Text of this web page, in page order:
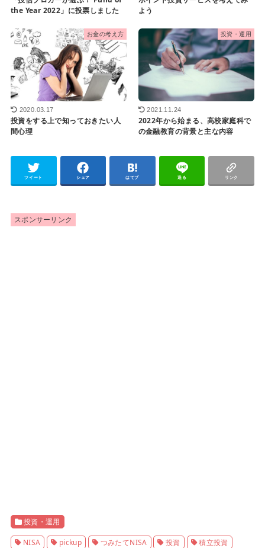
the Year 2022」に投票しました
よう
お金の考え方
2020.03.17
投資をする上で知っておきたい人
間心理
投資・運用
2021.11.24
2022年から始まる、高校家庭科で
の金融教育の背景と主な内容
ツイート シェア はてブ 送る リンク
スポンサーリンク
投資・運用
NISA pickup つみたてNISA 投資 積立投資